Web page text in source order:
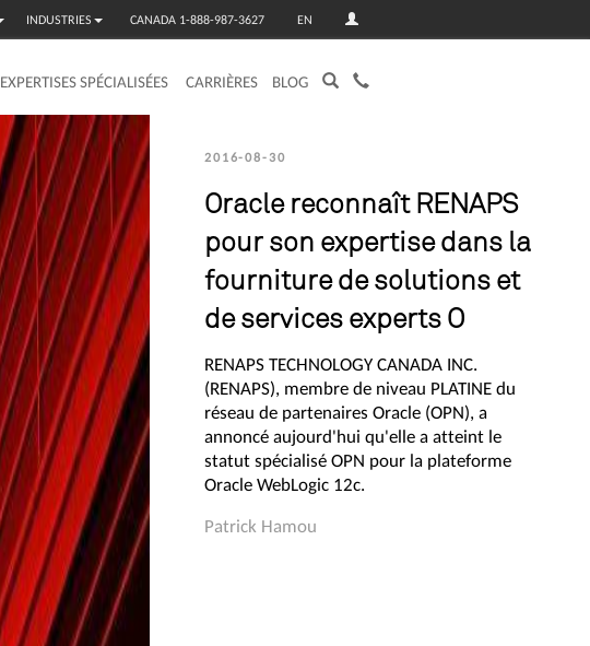
INDUSTRIES CANADA 1-888-987-3627 EN
EXPERTISES SPÉCIALISÉES CARRIÈRES BLOG
2016-08-30
Oracle reconnaît RENAPS
pour son expertise dans la
fourniture de solutions et
de services experts O
RENAPS TECHNOLOGY CANADA INC.
(RENAPS), membre de niveau PLATINE du
réseau de partenaires Oracle (OPN), a
annoncé aujourd'hui qu'elle a atteint le
statut spécialisé OPN pour la plateforme
Oracle WebLogic 12c.
Patrick Hamou